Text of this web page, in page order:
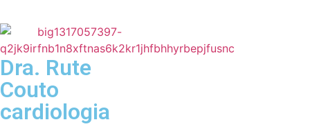
Dra. Rute
Couto
cardiologia